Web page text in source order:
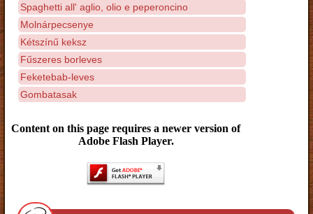
Spaghetti all' aglio, olio e peperoncino
Molnárpecsenye
Kétszínű keksz
Fűszeres borleves
Feketebab-leves
Gombatasak
Content on this page requires a newer version of
Adobe Flash Player.